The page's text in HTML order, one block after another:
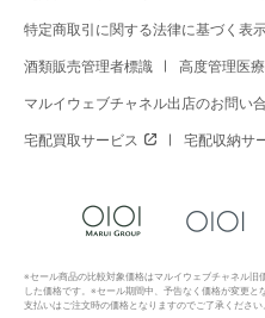
特定商取引に関する法律に基づく表
酒類販売管理者標識 高度管理医
マルイウェブチャネル出店のお問い
宅配買取サービス 宅配収納サ
※セール商品の比較対象価格はマルイウェブチャネル
した価格です。※セール期間中、予告なく価格が変更
支払いはご注文時の価格となりますのでご了承ください。